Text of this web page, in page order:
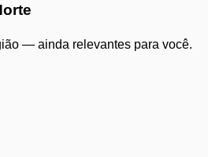
— ainda relevantes para você.